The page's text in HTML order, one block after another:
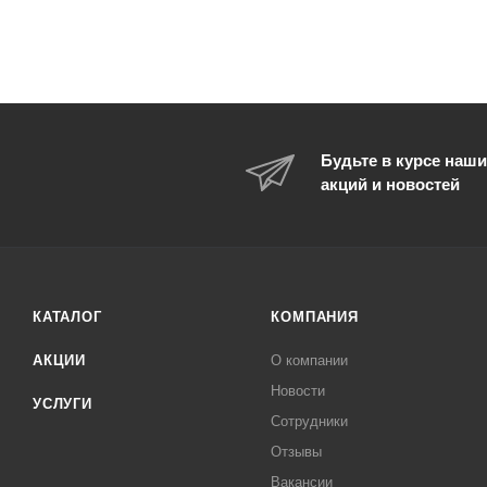
Будьте в курсе
акций и новостей
КАТАЛОГ
АКЦИИ
УСЛУГИ
КОМПАНИЯ
О компании
Новости
Сотрудники
Отзывы
Вакансии